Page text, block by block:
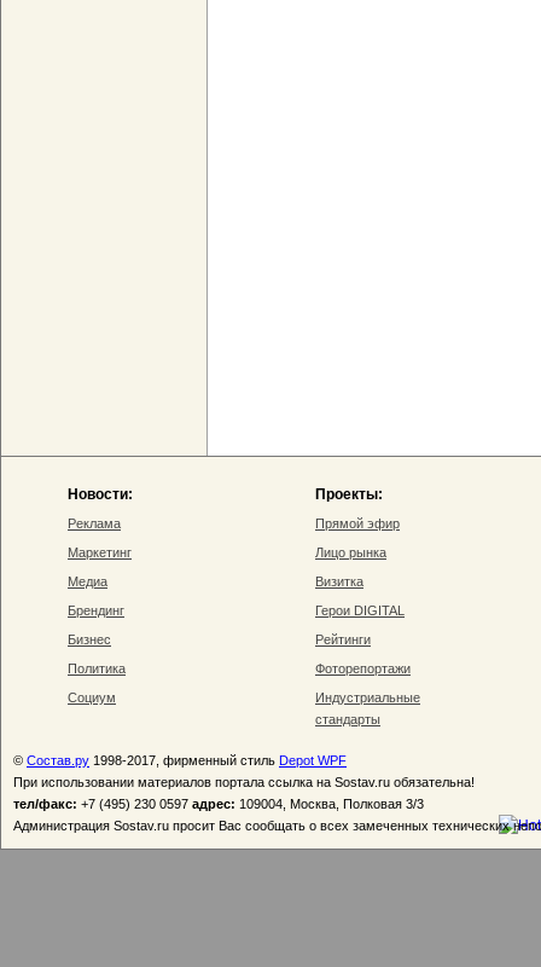
Новости:
Реклама
Маркетинг
Медиа
Брендинг
Бизнес
Политика
Социум
Проекты:
Прямой эфир
Лицо рынка
Визитка
Герои DIGITAL
Рейтинги
Фоторепортажи
Индустриальные
стандарты
© Состав.ру 1998-2017, фирменный стиль Depot WPF
При использовании материалов портала ссылка на Sostav.ru обязательна!
тел/факс: +7 (495) 230 0597 адрес: 109004, Москва, Полковая 3/3
Администрация Sostav.ru просит Вас сообщать о всех замеченных технических